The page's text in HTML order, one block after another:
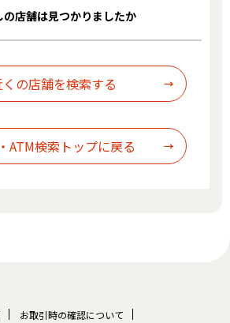
の店舗は見つかりましたか
お取引時の確認について